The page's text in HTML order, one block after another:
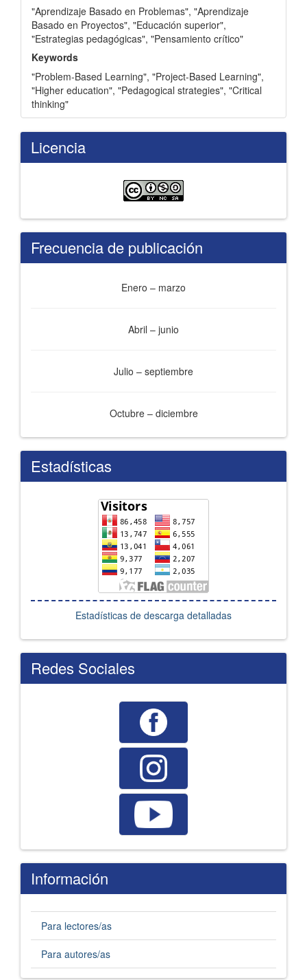
"Aprendizaje Basado en Problemas", "Aprendizaje
Basado en Proyectos", "Educación superior",
"Estrategias pedagógicas", "Pensamiento crítico"
Keywords
"Problem-Based Learning", "Project-Based Learning",
"Higher education", "Pedagogical strategies", "Critical
thinking"
Licencia
Frecuencia de publicación
Enero – marzo
Abril – junio
Julio – septiembre
Octubre – diciembre
Estadísticas
Estadísticas de descarga detalladas
Redes Sociales
Información
Para lectores/as
Para autores/as